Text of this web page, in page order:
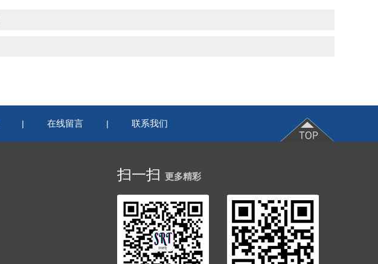
| 在线留言 | 联系我们
扫一扫 更多精彩